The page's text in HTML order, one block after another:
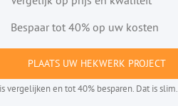
Bespaar tot 40% op uw kosten
PLAATS UW HEKWERK PROJECT
vergelijken en tot 40% besparen. Dat is slim.